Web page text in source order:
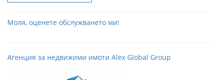
Моля, оценете обслужването ми!
Агенция за недвижими имоти Alex Global Group